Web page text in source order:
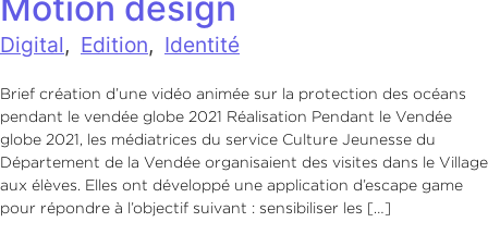
Motion design
Digital, Edition, Identité
Brief création d’une vidéo animée sur la protection des océans
pendant le vendée globe 2021 Réalisation Pendant le Vendée
globe 2021, les médiatrices du service Culture Jeunesse du
Département de la Vendée organisaient des visites dans le Village
aux élèves. Elles ont développé une application d’escape game
pour répondre à l’objectif suivant : sensibiliser les […]